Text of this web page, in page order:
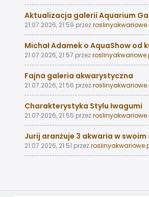
Aktualizacja galerii Aquarium
21.07.2026, 21:59 przez
Michał Adamek o AquaShow od
21.07.2026, 21:57 przez
Fajna galeria akwarystyczna
21.07.2026, 21:56 przez
Charakterystyka Stylu Iwagumi
21.07.2026, 21:55 przez
Jurij aranżuje 3 akwaria w
21.07.2026, 21:51 przez